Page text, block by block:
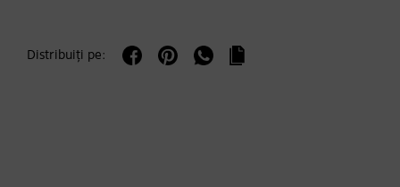
Distribuiți pe: